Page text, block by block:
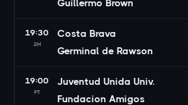
Guillermo Brown
19:30
2H
Costa Brava
Germinal de Rawson
19:00
FT
Juventud Unida Univ.
Fundacion Amigos